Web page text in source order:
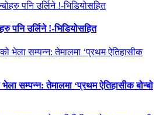
पनि उर्लिने !-भिडियोसहित
सम्पन्न: तेमालमा ‘प्रथम ऐतिहासीक बोन्बो